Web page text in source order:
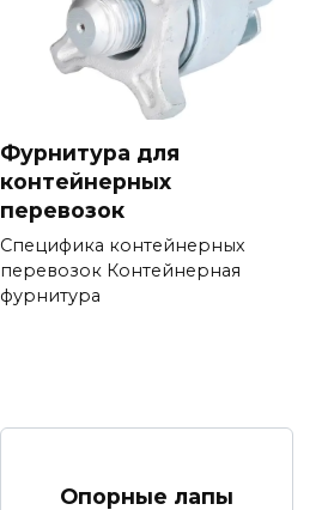
Фурнитура для
контейнерных
перевозок
Специфика контейнерных
перевозок Контейнерная
фурнитура
Опорные лапы